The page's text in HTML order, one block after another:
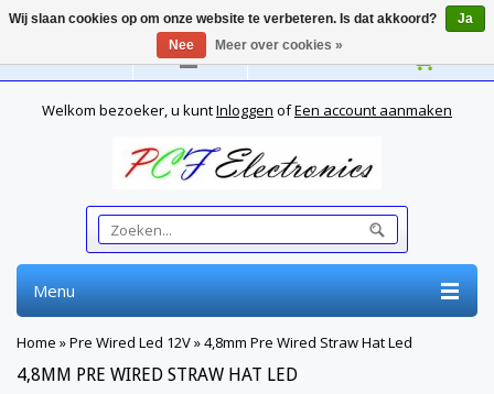
Nederlands
Welkom bezoeker, u kuntInloggen ofEen account aanmaken
Menu
Home »Pre Wired Led 12V»4,8mm Pre Wired Straw Hat Led
4,8MM PRE WIRED STRAW HAT LED
Wij slaan cookies op om onze website te verbeteren. Is dat akkoord?
Ja
Nee
Meer over cookies »